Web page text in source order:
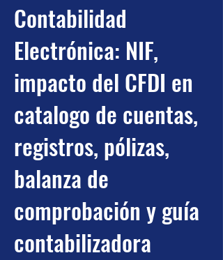
Contabilidad
Electrónica: NIF,
impacto del CFDI en
catalogo de cuentas,
registros, pólizas,
balanza de
comprobación y guía
contabilizadora